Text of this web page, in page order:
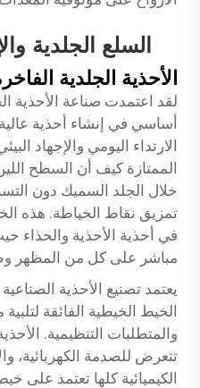
السلع الجلدية
الأحذية الجلدية
لقد اعتمدت صناعة الأحذية
أساسي في إنشاء أحذية
الارتداء اليومي والإجهاد
الممتازة كيف أن السطح
خلال الجلد السميك دون
تمزيق نقاط الخياطة. هذه
في أحذية الأحذية والحذاء
مباشر على كل من المظهر
يعتمد تصنيع الأحذية
الخيط الخيطية الفائقة
والمتطلبات التنظيمية.
تتعرض للصدمة الكهربائية،
الكيميائية كلها تعتمد